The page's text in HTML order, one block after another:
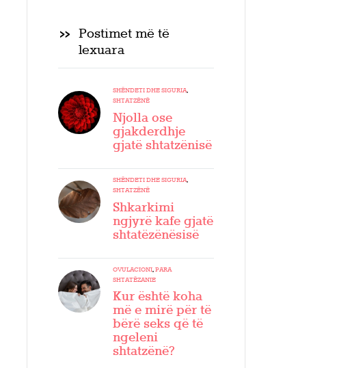
Postimet më të
lexuara
SHËNDETI DHE SIGURIA,
SHTATZËNË
Njolla ose
gjakderdhje
gjatë shtatzënisë
SHËNDETI DHE SIGURIA,
SHTATZËNË
Shkarkimi
ngjyrë kafe gjatë
shtatëzënësisë
OVULACIONI,PARA
SHTATËZANIE
Kur është koha
më e mirë për të
bërë seks që të
ngeleni
shtatzënë?